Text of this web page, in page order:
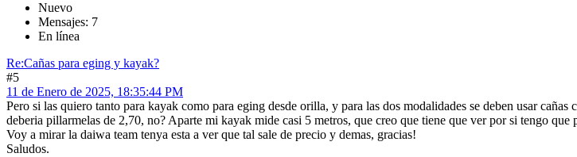
Nuevo
Mensajes: 7
En línea
Re:Cañas para eging y kayak?
#5
11 de Enero de 2025, 18:35:44 PM
Pero si las quiero tanto para kayak como para eging desde orilla, y para las dos modalidades se deben usar
deberia pillarmelas de 2,70, no? Aparte mi kayak mide casi 5 metros, que creo que tiene que ver por si tengo que
Voy a mirar la daiwa team tenya esta a ver que tal sale de precio y demas, gracias!
Saludos.